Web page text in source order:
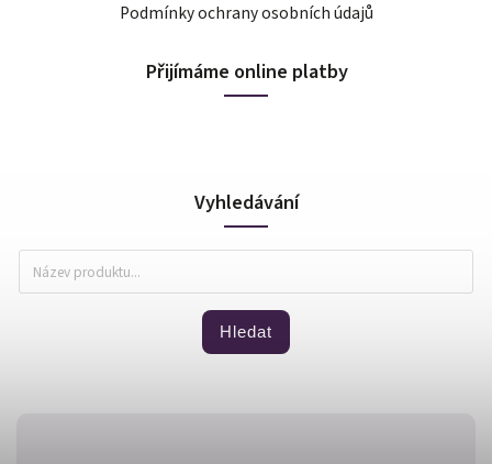
Podmínky ochrany osobních údajů
Přijímáme online platby
Vyhledávání
Hledat